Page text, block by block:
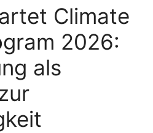
Climate
2026:
als